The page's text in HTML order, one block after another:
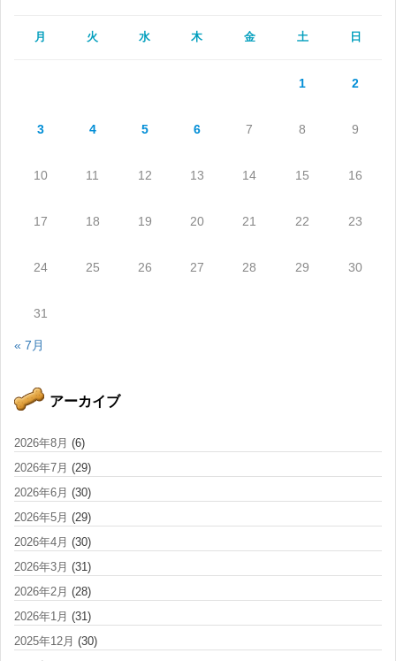
月 火 水 木 金 土 日
1 2
3 4 5 6 7 8 9
10 11 12 13 14 15 16
17 18 19 20 21 22 23
24 25 26 27 28 29 30
31
« 7月
アーカイブ
2026年8月 (6)
2026年7月 (29)
2026年6月 (30)
2026年5月 (29)
2026年4月 (30)
2026年3月 (31)
2026年2月 (28)
2026年1月 (31)
2025年12月 (30)